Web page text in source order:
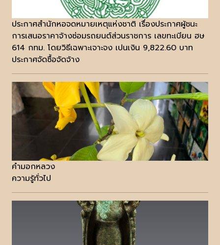
ประกาศสำนักหอจดหมายเหตุแห่งชาติ เรื่องประกาศผู้ชนะ
การเสนอราคาจ้างซ่อมรถยนต์ส่วนราชการ เลขทะเบียน ฮษ
614 กทม. โดยวิธีเฉพาะเจาะจง เปนเงิน 9,822.60 บาท
ประกาศจัดซื้อจัดจ้าง
คำมอกหลวง
ความรู้ทั่วไป